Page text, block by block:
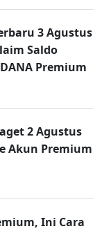
3 Agustus
Saldo
Premium
2 Agustus
Akun Premium
Ini Cara